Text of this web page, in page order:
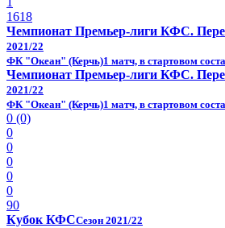
1618
Чемпионат Премьер-лиги КФС.
2021/22
ФК "Океан" (Керчь)1 матч, в стартовом
Чемпионат Премьер-лиги КФС.
2021/22
ФК "Океан" (Керчь)1 матч, в стартовом
0 (0)
0
0
0
0
0
90
Кубок КФССезон 2021/22